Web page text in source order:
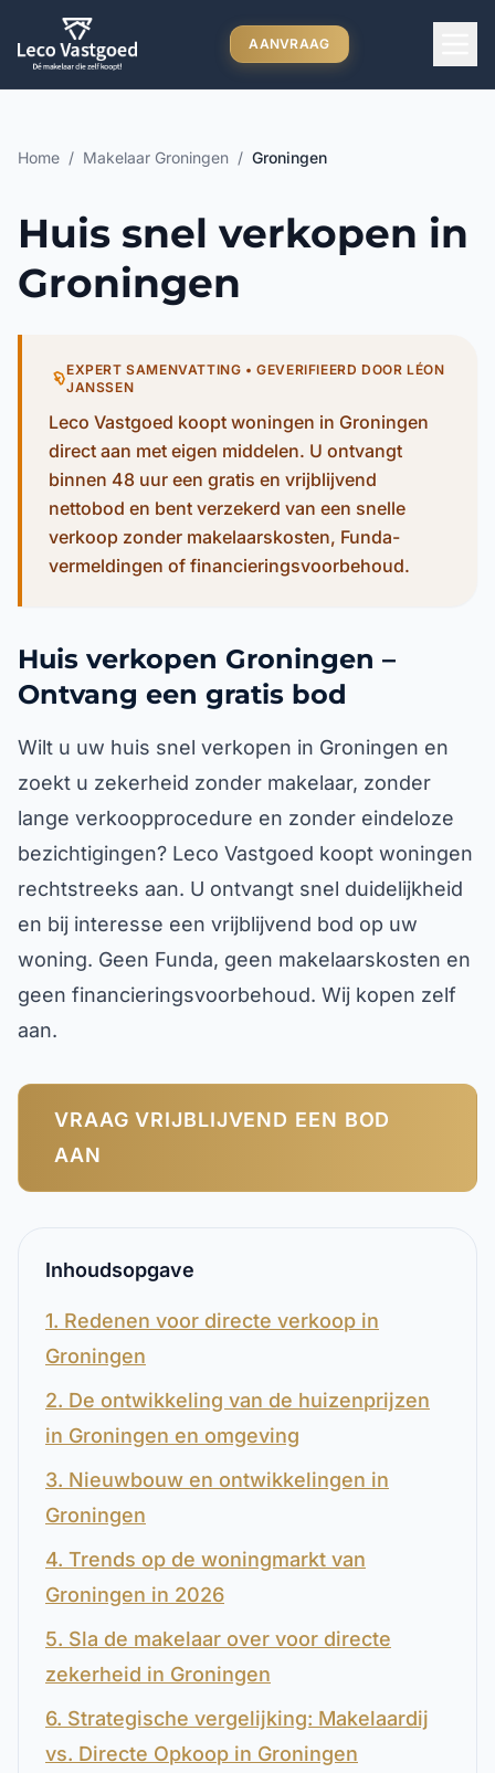
Ga direct naar inhoud
AANVRAAG
Home / Makelaar Groningen / Groningen
Huis snel verkopen in
Groningen
EXPERT SAMENVATTING • GEVERIFIEERD DOOR LÉON
JANSSEN
Leco Vastgoed koopt woningen in Groningen
direct aan met eigen middelen. U ontvangt
binnen 48 uur een gratis en vrijblijvend
nettobod en bent verzekerd van een snelle
verkoop zonder makelaarskosten, Funda-
vermeldingen of financieringsvoorbehoud.
Huis verkopen Groningen –
Ontvang een gratis bod
Wilt u uw huis snel verkopen in Groningen en
zoekt u zekerheid zonder makelaar, zonder
lange verkoopprocedure en zonder eindeloze
bezichtigingen? Leco Vastgoed koopt woningen
rechtstreeks aan. U ontvangt snel duidelijkheid
en bij interesse een vrijblijvend bod op uw
woning. Geen Funda, geen makelaarskosten en
geen financieringsvoorbehoud. Wij kopen zelf
aan.
VRAAG VRIJBLIJVEND EEN BOD
AAN
Inhoudsopgave
1. Redenen voor directe verkoop in
Groningen
2. De ontwikkeling van de huizenprijzen
in Groningen en omgeving
3. Nieuwbouw en ontwikkelingen in
Groningen
4. Trends op de woningmarkt van
Groningen in 2026
5. Sla de makelaar over voor directe
zekerheid in Groningen
6. Strategische vergelijking: Makelaardij
vs. Directe Opkoop in Groningen